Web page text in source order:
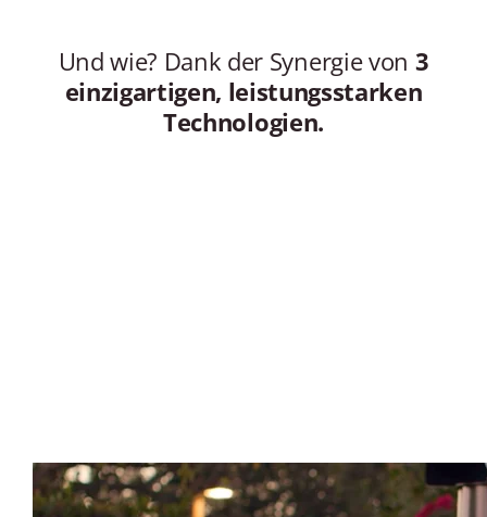
Und wie? Dank der Synergie von 3
einzigartigen, leistungsstarken
Technologien.